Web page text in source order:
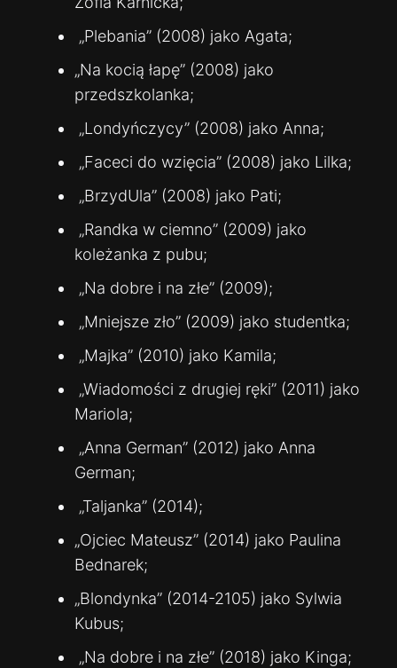
„Plebania” (2008) jako Agata;
„Na kocią łapę” (2008) jako
przedszkolanka;
„Londyńczycy” (2008) jako Anna;
„Faceci do wzięcia” (2008) jako Lilka;
„BrzydUla” (2008) jako Pati;
„Randka w ciemno” (2009) jako
koleżanka z pubu;
„Na dobre i na złe” (2009);
„Mniejsze zło” (2009) jako studentka;
„Majka” (2010) jako Kamila;
„Wiadomości z drugiej ręki” (2011) jako
Mariola;
„Anna German” (2012) jako Anna
German;
„Taljanka” (2014);
„Ojciec Mateusz” (2014) jako Paulina
Bednarek;
„Blondynka” (2014-2105) jako Sylwia
Kubus;
„Na dobre i na złe” (2018) jako Kinga;